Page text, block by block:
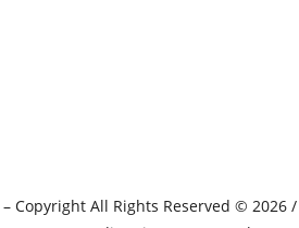
– Copyright All Rights Reserved © 2026